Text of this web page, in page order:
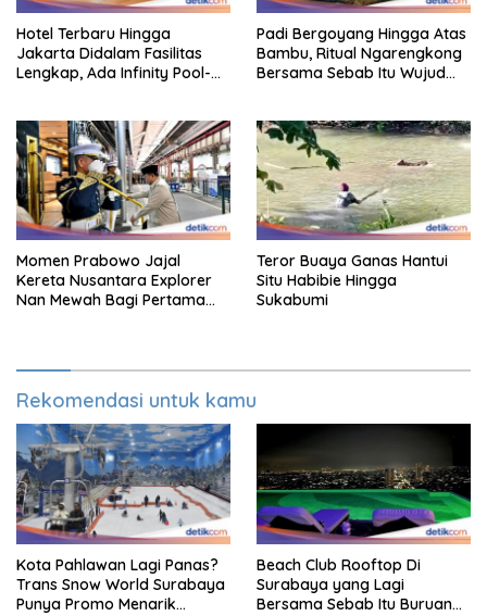
Hotel Terbaru Hingga
Jakarta Didalam Fasilitas
Lengkap, Ada Infinity Pool-
Padi Bergoyang Hingga Atas
Bambu, Ritual Ngarengkong
Bersama Sebab Itu Wujud
Momen Prabowo Jajal
Kereta Nusantara Explorer
Nan Mewah Bagi Pertama
Teror Buaya Ganas Hantui
Situ Habibie Hingga
Sukabumi
Rekomendasi untuk kamu
Kota Pahlawan Lagi Panas?
Trans Snow World Surabaya
Punya Promo Menarik
Beach Club Rooftop Di
Surabaya yang Lagi
Bersama Sebab Itu Buruan